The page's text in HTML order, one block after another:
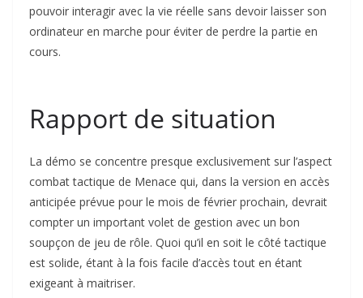
pouvoir interagir avec la vie réelle sans devoir laisser son
ordinateur en marche pour éviter de perdre la partie en
cours.
Rapport de situation
La démo se concentre presque exclusivement sur l’aspect
combat tactique de Menace qui, dans la version en accès
anticipée prévue pour le mois de février prochain, devrait
compter un important volet de gestion avec un bon
soupçon de jeu de rôle. Quoi qu’il en soit le côté tactique
est solide, étant à la fois facile d’accès tout en étant
exigeant à maitriser.